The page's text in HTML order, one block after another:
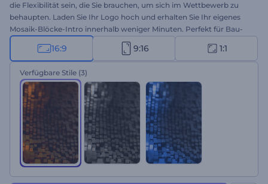
die Flexibilität sein, die Sie brauchen, um sich im Wettbewerb zu
behaupten. Laden Sie Ihr Logo hoch und erhalten Sie Ihr eigenes
Mosaik-Blöcke-Intro innerhalb weniger Minuten. Perfekt für Bau-
und Designunternehmen, Unternehmenspräsentationen,
Fernsehwerbung und vieles mehr! Bringen Sie Ihren
Perfektionismus auf den Punkt und führen Sie Ihre Marke zum
Erfolg. Probieren Sie es jetzt aus!
16:9 9:16 1:1
Verfügbare Stile (3)